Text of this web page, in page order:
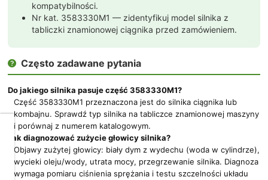
kompatybilności.
Nr kat. 3583330M1 — zidentyfikuj model silnika z
tabliczki znamionowej ciągnika przed zamówieniem.
 Często zadawane pytania
Do jakiego silnika pasuje część 3583330M1?
Część 3583330M1 przeznaczona jest do silnika ciągnika lub
kombajnu. Sprawdź typ silnika na tabliczce znamionowej maszyny
i porównaj z numerem katalogowym.
Jak diagnozować zużycie głowicy silnika?
Objawy zużytej głowicy: biały dym z wydechu (woda w cylindrze),
wycieki oleju/wody, utrata mocy, przegrzewanie silnika. Diagnoza
wymaga pomiaru ciśnienia sprężania i testu szczelności układu
Dbamy
o
Twoją
prywatność